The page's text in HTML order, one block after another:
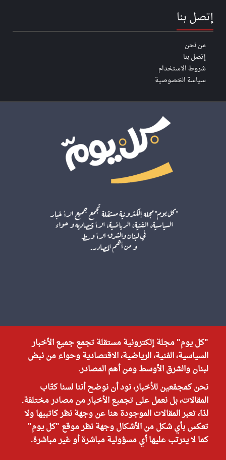
إتصل بنا
من نحن
إتصل بنا
شروط الاستخدام
سياسة الخصوصية
"كل يوم" مجلة إلكترونية مستقلة تجمع جميع الأخبار
السياسية، الفنية، الرياضية، الاقتصادية وحواء من نبض
لبنان والشرق الأوسط ومن أهم المصادر.
نحن كمجمّعين للأخبار، نود أن نوضح أننا لسنا كتّاب
المقالات، بل نعمل على تجميع الأخبار من مصادر مختلفة.
لذا، تعبر المقالات الموجودة هنا عن وجهة نظر كاتبيها ولا
تعكس بأي شكل من الأشكال وجهة نظر موقع "كل يوم"
كما لا يترتب عليها أي مسؤولية مباشرة أو غير مباشرة.